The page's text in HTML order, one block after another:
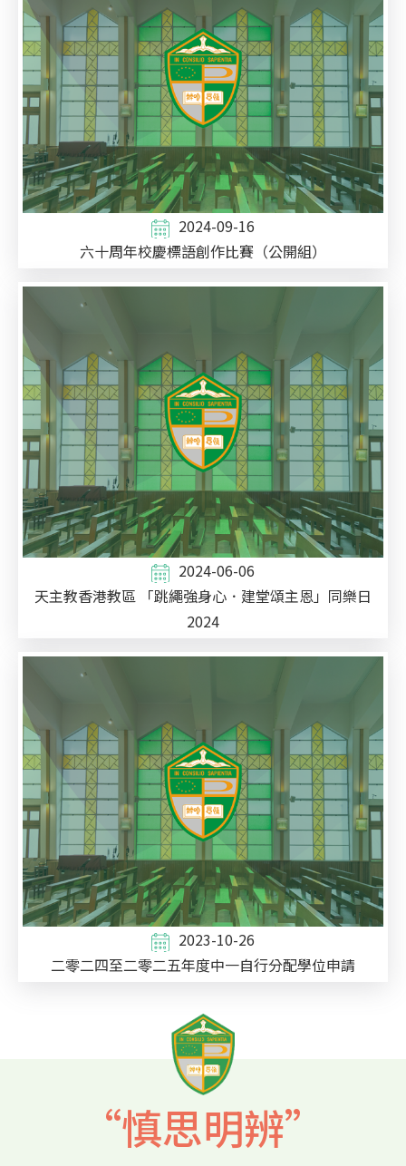
2024-09-16
六十周年校慶標語創作比賽（公開組）
2024-06-06
天主教香港教區 「跳繩強身心．建堂頌主恩」同樂日
2024
2023-10-26
二零二四至二零二五年度中一自行分配學位申請
“慎思明辨”